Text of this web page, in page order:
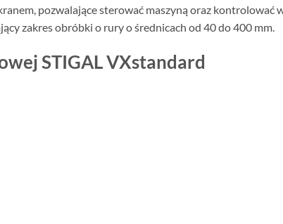
pozwalające sterować maszyną oraz kontrolować
zakres obróbki o rury o średnicach od 40 do 400 mm.
STIGAL VXstandard